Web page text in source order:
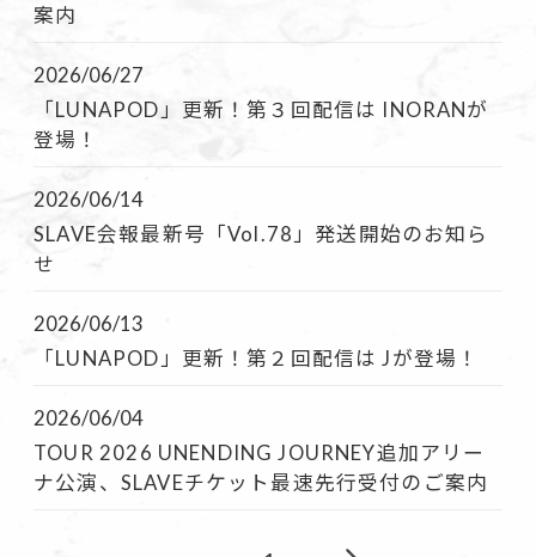
案内
2026/06/27
「LUNAPOD」更新！第３回配信は INORANが
登場！
2026/06/14
SLAVE会報最新号「Vol.78」発送開始のお知ら
せ
2026/06/13
「LUNAPOD」更新！第２回配信は Jが登場！
2026/06/04
TOUR 2026 UNENDING JOURNEY追加アリー
ナ公演、SLAVEチケット最速先行受付のご案内